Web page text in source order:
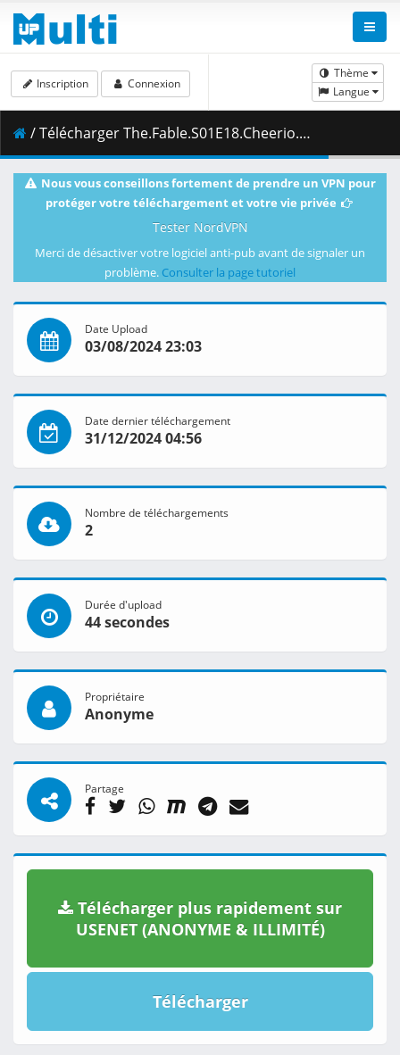
Thème
Langue
Inscription Connexion
/ Télécharger The.Fable.S01E18.Cheerio.1080p.DSNP.WEB-DL.AAC2.0.H.264-VARYG.mkv.001 ( 340.36 MB )
Nous vous conseillons fortement de prendre un VPN pour
protéger votre téléchargement et votre vie privée
Tester NordVPN
Merci de désactiver votre logiciel anti-pub avant de signaler un
problème. Consulter la page tutoriel
Date Upload
03/08/2024 23:03
Date dernier téléchargement
31/12/2024 04:56
Nombre de téléchargements
2
Durée d'upload
44 secondes
Propriétaire
Anonyme
Partage
Télécharger plus rapidement sur
USENET (ANONYME & ILLIMITÉ)
Télécharger